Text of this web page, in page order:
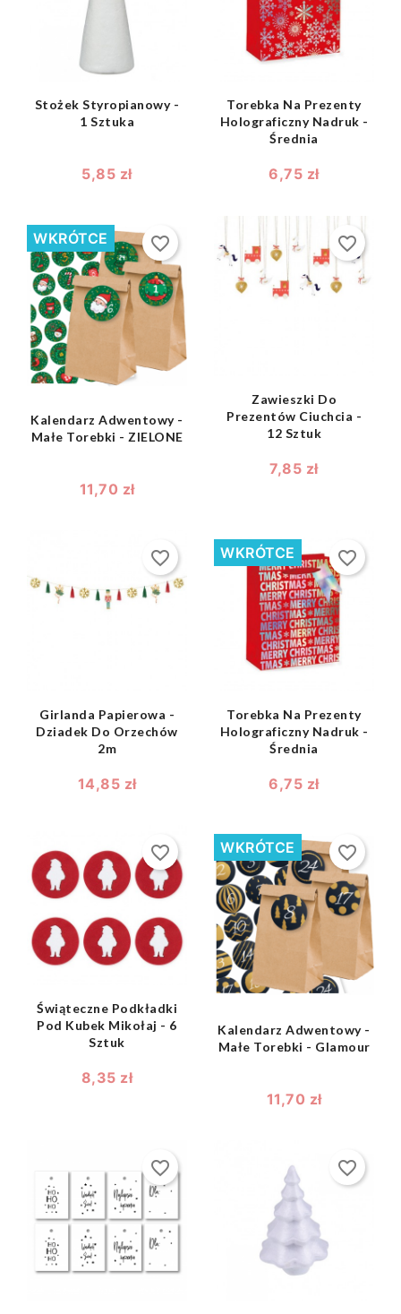
Stożek Styropianowy -
1 Sztuka
5,85 zł
Torebka Na Prezenty
Holograficzny Nadruk -
Średnia
6,75 zł
shopping_bag 
Kalendarz Adwentowy -
Małe Torebki - ZIELONE
11,70 zł
WKRÓTCE favorite_border
shopping_bag 
Zawieszki Do
Prezentów Ciuchcia -
12 Sztuk
7,85 zł
favorite_border
Girlanda Papierowa -
Dziadek Do Orzechów
2m
14,85 zł
favorite_border
shopping_bag 
Torebka Na Prezenty
Holograficzny Nadruk -
Średnia
6,75 zł
WKRÓTCE favorite_border
shopping_bag
Świąteczne Podkładki
Pod Kubek Mikołaj - 6
Sztuk
8,35 zł
favorite_border
shopping_bag 
Kalendarz Adwentowy -
Małe Torebki - Glamour
11,70 zł
WKRÓTCE favorite_border
shopping_bag 
favorite_border
shopping_bag 
favorite_border